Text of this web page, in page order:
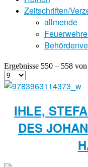
Zeitschriften/
allmende
Ergebnisse 550 – 558
IHLE,
DES